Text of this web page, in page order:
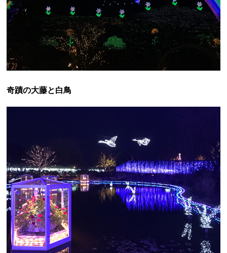
奇蹟の大藤と白鳥